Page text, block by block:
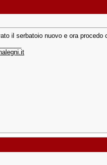
il serbatoio nuovo e ora procedo